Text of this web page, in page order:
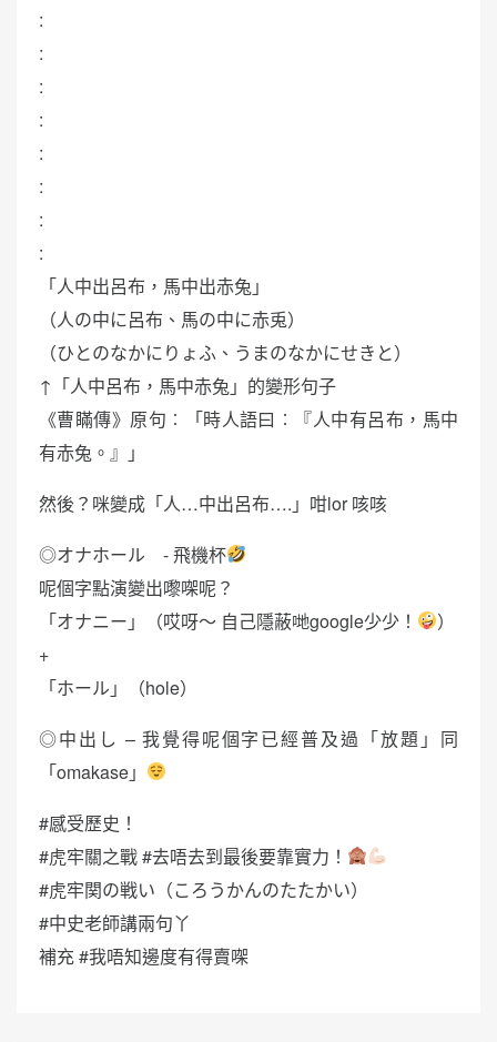
:
:
:
:
:
:
:
:
「人中出呂布，馬中出赤兔」
（人の中に呂布、馬の中に赤兎）
（ひとのなかにりょふ、うまのなかにせきと）
↑「人中呂布，馬中赤兔」的變形句子
《曹瞞傳》原句︰「時人語曰︰『人中有呂布，馬中
有赤兔。』」
然後？咪變成「人…中出呂布….」咁lor 咳咳
◎オナホール - 飛機杯
呢個字點演變出嚟㗎呢？
「オナニー」（哎呀～ 自己隱蔽哋google少少！
）
+
「ホール」（hole）
◎中出し – 我覺得呢個字已經普及過「放題」同
「omakase」
#感受歷史！
#虎牢關之戰 #去唔去到最後要靠實力！
#虎牢関の戦い（ころうかんのたたかい）
#中史老師講兩句丫
補充 #我唔知邊度有得賣㗎